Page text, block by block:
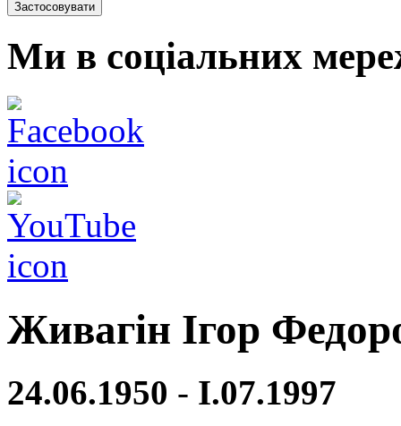
Ми в соціальних
Живагін Ігор
24.06.1950 - І.07.1997